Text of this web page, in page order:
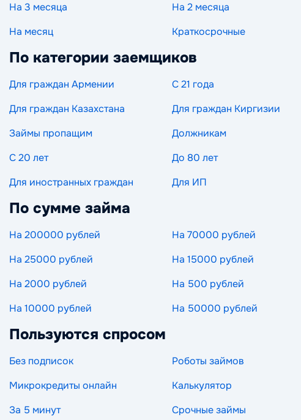
На 3 месяца На 2 месяца
На месяц
Краткосрочные
По категории заемщиков
Для граждан Армении С 21 года
Для граждан Казахстана
Для граждан Киргизии
Займы пропащим
Должникам
С 20 лет
До 80 лет
Для иностранных граждан
Для ИП
По сумме займа
На 200000 рублей На 70000 рублей
На 25000 рублей
На 15000 рублей
На 2000 рублей
На 500 рублей
На 10000 рублей
На 50000 рублей
Пользуются спросом
Без подписок Роботы займов
Микрокредиты онлайн
Калькулятор
За 5 минут
Срочные займы